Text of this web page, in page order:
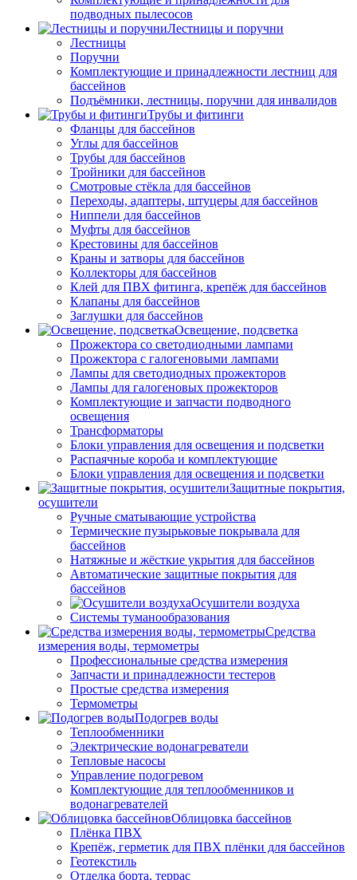
подводных пылесосов
Лестницы и поручни
Лестницы
Поручни
Комплектующие и принадлежности лестниц для
бассейнов
Подъёмники, лестницы, поручни для инвалидов
Трубы и фитинги
Фланцы для бассейнов
Углы для бассейнов
Трубы для бассейнов
Тройники для бассейнов
Смотровые стёкла для бассейнов
Переходы, адаптеры, штуцеры для бассейнов
Ниппели для бассейнов
Муфты для бассейнов
Крестовины для бассейнов
Краны и затворы для бассейнов
Коллекторы для бассейнов
Клей для ПВХ фитинга, крепёж для бассейнов
Клапаны для бассейнов
Заглушки для бассейнов
Освещение, подсветка
Прожектора со светодиодными лампами
Прожектора с галогеновыми лампами
Лампы для светодиодных прожекторов
Лампы для галогеновых прожекторов
Комплектующие и запчасти подводного
освещения
Трансформаторы
Блоки управления для освещения и подсветки
Распаячные короба и комплектующие
Блоки управления для освещения и подсветки
Защитные покрытия,
осушители
Ручные сматывающие устройства
Термические пузырьковые покрывала для
бассейнов
Натяжные и жёсткие укрытия для бассейнов
Автоматические защитные покрытия для
бассейнов
Осушители воздуха
Системы туманообразования
Средства
измерения воды, термометры
Профессиональные средства измерения
Запчасти и принадлежности тестеров
Простые средства измерения
Термометры
Подогрев воды
Теплообменники
Электрические водонагреватели
Тепловые насосы
Управление подогревом
Комплектующие для теплообменников и
водонагревателей
Облицовка бассейнов
Плёнка ПВХ
Крепёж, герметик для ПВХ плёнки для бассейнов
Геотекстиль
Отделка борта, террас